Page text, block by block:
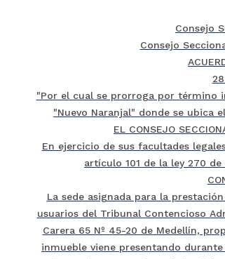
Consejo
Consejo
"Por el cual se prorroga por término
"Nuevo Naranjal" donde se ubica
EL CONSEJO
En ejercicio de sus facultades
artículo 101 de la ley 270 de
La sede asignada para la
usuarios del Tribunal Contencioso
Carera 65 Nº 45-20 de Medellín,
inmueble viene presentando